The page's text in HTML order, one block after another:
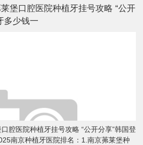
莱堡口腔医院种植牙挂号攻略 “公开
多少钱一
腔医院种植牙挂号攻略 “公开分享”韩国登
南京种植牙医院排名：1.南京茀莱堡种